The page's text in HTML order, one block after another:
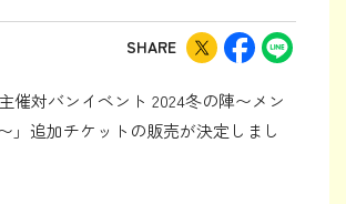
SHARE
催対バンイベント 2024冬の陣〜メン
」追加チケットの販売が決定しまし